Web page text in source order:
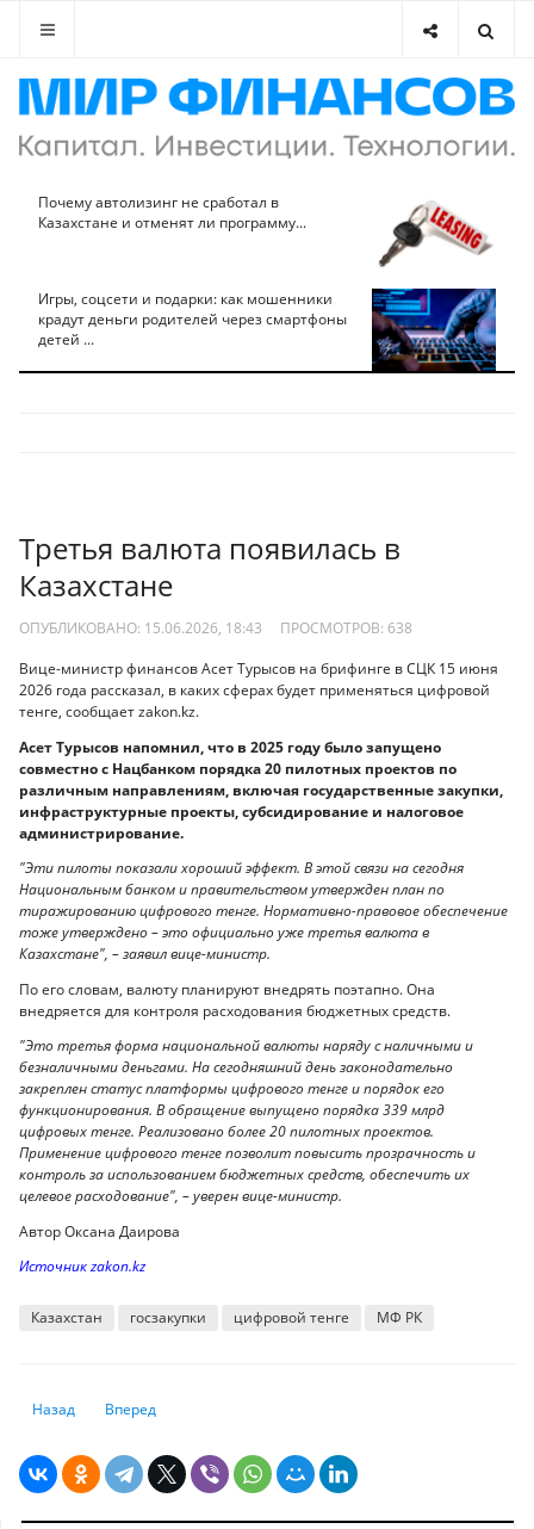
Почему автолизинг не сработал в
Казахстане и отменят ли программу...
Игры, соцсети и подарки: как мошенники
крадут деньги родителей через смартфоны
детей ...
Третья валюта появилась в
Казахстане
ОПУБЛИКОВАНО: 15.06.2026, 18:43 ПРОСМОТРОВ: 638
Вице-министр финансов Асет Турысов на брифинге в СЦК 15 июня
2026 года рассказал, в каких сферах будет применяться цифровой
тенге, сообщает zakon.kz.
Асет Турысов напомнил, что в 2025 году было запущено
совместно с Нацбанком порядка 20 пилотных проектов по
различным направлениям, включая государственные закупки,
инфраструктурные проекты, субсидирование и налоговое
администрирование.
"Эти пилоты показали хороший эффект. В этой связи на сегодня
Национальным банком и правительством утвержден план по
тиражированию цифрового тенге. Нормативно-правовое обеспечение
тоже утверждено – это официально уже третья валюта в
Казахстане", – заявил вице-министр.
По его словам, валюту планируют внедрять поэтапно. Она
внедряется для контроля расходования бюджетных средств.
"Это третья форма национальной валюты наряду с наличными и
безналичными деньгами. На сегодняшний день законодательно
закреплен статус платформы цифрового тенге и порядок его
функционирования. В обращение выпущено порядка 339 млрд
цифровых тенге. Реализовано более 20 пилотных проектов.
Применение цифрового тенге позволит повысить прозрачность и
контроль за использованием бюджетных средств, обеспечить их
целевое расходование", – уверен вице-министр.
Автор Оксана Даирова
Источник zakon.kz
Казахстан госзакупки цифровой тенге МФ РК
Предыдущий: ФРС сохранила ставку и отказалась от курса на
Назад Следующий: Казахстанцам начнут приходить “письма
Вперед